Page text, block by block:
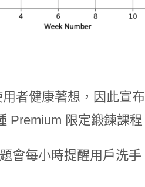
者健康著想，因此宣
Premium 限定鍛鍊課程
會每小時提醒用戶洗